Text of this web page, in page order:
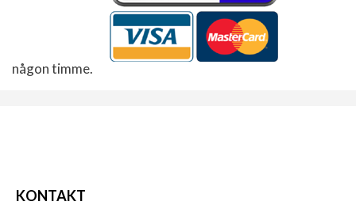
någon timme.
KONTAKT